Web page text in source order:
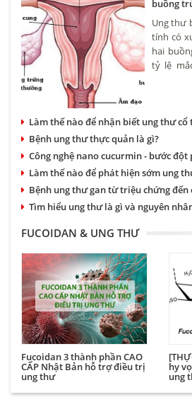
buồng
Ung thư
tính có
hai
tỷ lệ
phụ nữ
Làm thế nào để nhận biết ung thư cổ
Bệnh ung thư thực quản là gì?
Công nghệ nano cucurmin - bước đột phá trong hỗ
Làm thế nào để phát hiện sớm ung
Bệnh ung thư gan từ triệu chứng
Tìm hiểu ung thư là gì và nguyên
FUCOIDAN & UNG THƯ
Fucoidan 3 thành phần CAO
CẤP Nhật Bản hỗ trợ điều trị
ung thư
hy
ung